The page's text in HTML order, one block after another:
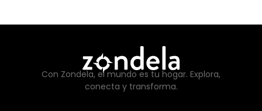
Con Zondela, el mundo es tu hogar. Explora,
conecta y transforma.